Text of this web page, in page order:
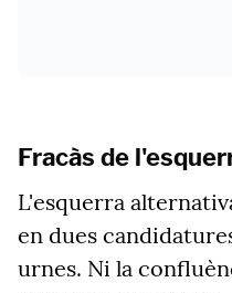
Fracàs de
L'esquerra
en dues
urnes. Ni la